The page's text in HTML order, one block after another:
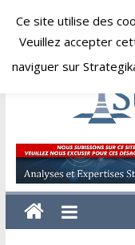
Skip
Expertise
et
Analyses
Ce site utilise des
Veuillez accepter
naviguer sur